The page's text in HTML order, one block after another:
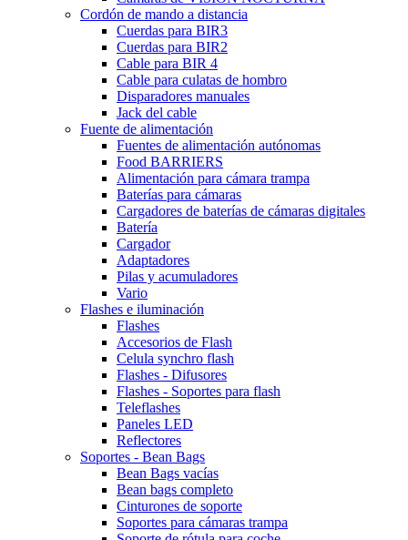
Cordón de mando a distancia
Cuerdas para BIR3
Cuerdas para BIR2
Cable para BIR 4
Cable para culatas de hombro
Disparadores manuales
Jack del cable
Fuente de alimentación
Fuentes de alimentación autónomas
Food BARRIERS
Alimentación para cámara trampa
Baterías para cámaras
Cargadores de baterías de cámaras digitales
Batería
Cargador
Adaptadores
Pilas y acumuladores
Vario
Flashes e iluminación
Flashes
Accesorios de Flash
Celula synchro flash
Flashes - Difusores
Flashes - Soportes para flash
Teleflashes
Paneles LED
Reflectores
Soportes - Bean Bags
Bean Bags vacías
Bean bags completo
Cinturones de soporte
Soportes para cámaras trampa